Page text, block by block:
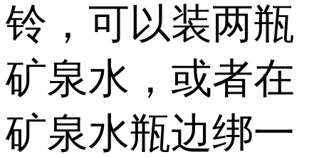
铃，可以装两瓶
矿泉水，或者在
矿泉水瓶边绑一